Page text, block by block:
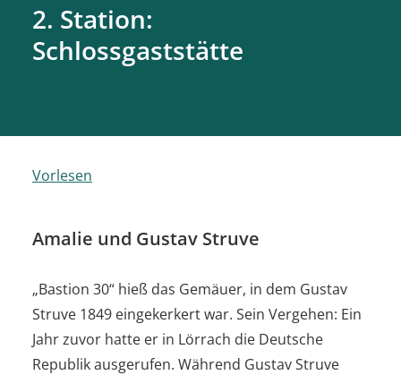
2. Station:
Schlossgaststätte
Vorlesen
Amalie und Gustav Struve
„Bastion 30“ hieß das Gemäuer, in dem Gustav
Struve 1849 eingekerkert war. Sein Vergehen: Ein
Jahr zuvor hatte er in Lörrach die Deutsche
Republik ausgerufen. Während Gustav Struve